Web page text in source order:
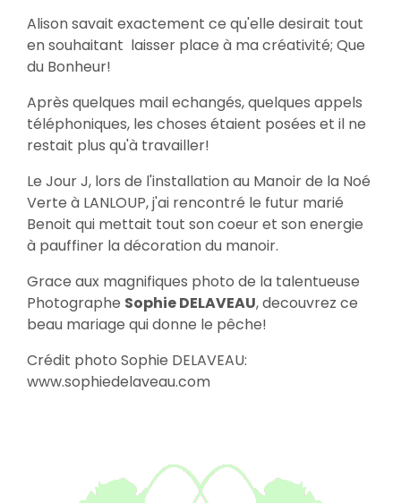
Alison savait exactement ce qu'elle desirait tout
en souhaitant laisser place à ma créativité; Que
du Bonheur!
Après quelques mail echangés, quelques appels
téléphoniques, les choses étaient posées et il ne
restait plus qu'à travailler!
Le Jour J, lors de l'installation au Manoir de la Noé
Verte à LANLOUP, j'ai rencontré le futur marié
Benoit qui mettait tout son coeur et son energie
à pauffiner la décoration du manoir.
Grace aux magnifiques photo de la talentueuse
Photographe Sophie DELAVEAU, decouvrez ce
beau mariage qui donne le pêche!
Crédit photo Sophie DELAVEAU:
www.sophiedelaveau.com